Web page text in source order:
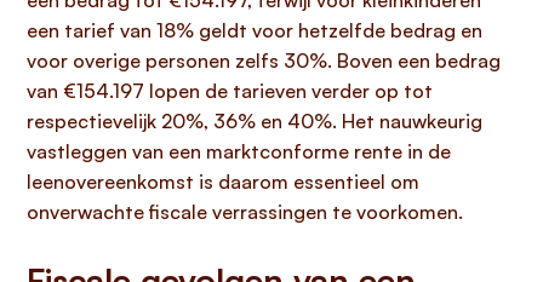
een tarief van 18% geldt voor hetzelfde bedrag en
voor overige personen zelfs 30%. Boven een bedrag
van €154.197 lopen de tarieven verder op tot
respectievelijk 20%, 36% en 40%. Het nauwkeurig
vastleggen van een marktconforme rente in de
leenovereenkomst is daarom essentieel om
onverwachte fiscale verrassingen te voorkomen.